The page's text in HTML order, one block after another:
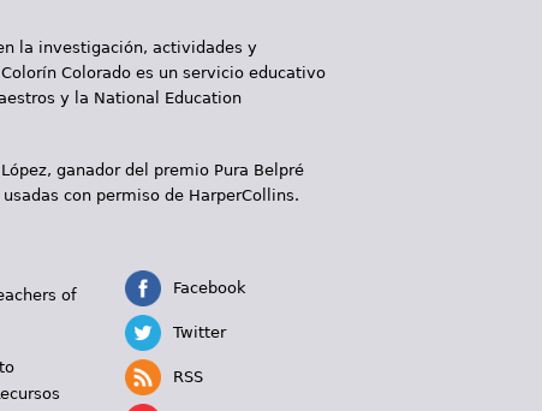
la investigación, actividades y
Colorado es un servicio educativo
y la National Education
ganador del premio Pura Belpré
con permiso de HarperCollins.
of
Facebook
Twitter
RSS